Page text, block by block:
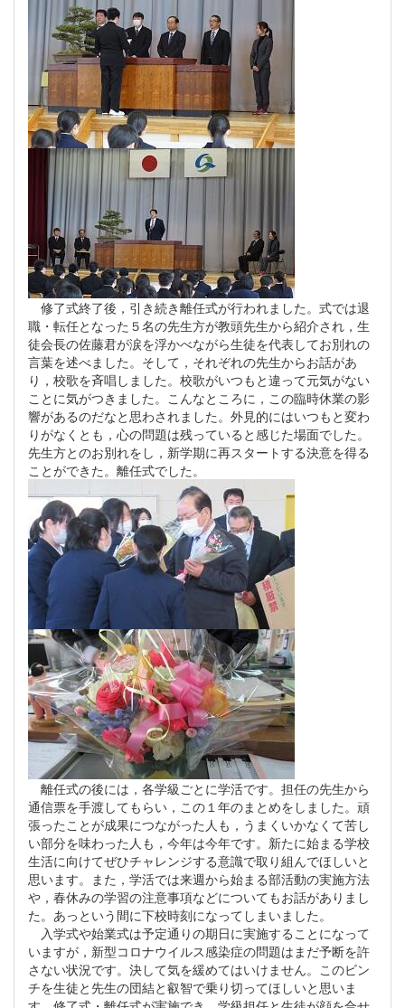
修了式終了後，引き続き離任式が行われました。式では退
職・転任となった５名の先生方が教頭先生から紹介され，生
徒会長の佐藤君が涙を浮かべながら生徒を代表してお別れの
言葉を述べました。そして，それぞれの先生からお話があ
り，校歌を斉唱しました。校歌がいつもと違って元気がない
ことに気がつきました。こんなところに，この臨時休業の影
響があるのだなと思わされました。外見的にはいつもと変わ
りがなくとも，心の問題は残っていると感じた場面でした。
先生方とのお別れをし，新学期に再スタートする決意を得る
ことができた。離任式でした。
離任式の後には，各学級ごとに学活です。担任の先生から
通信票を手渡してもらい，この１年のまとめをしました。頑
張ったことが成果につながった人も，うまくいかなくて苦し
い部分を味わった人も，今年は今年です。新たに始まる学校
生活に向けてぜひチャレンジする意識で取り組んでほしいと
思います。また，学活では来週から始まる部活動の実施方法
や，春休みの学習の注意事項などについてもお話がありまし
た。あっという間に下校時刻になってしまいました。
入学式や始業式は予定通りの期日に実施することになって
いますが，新型コロナウイルス感染症の問題はまだ予断を許
さない状況です。決して気を緩めてはいけません。このビン
チを生徒と先生の団結と叡智で乗り切ってほしいと思いま